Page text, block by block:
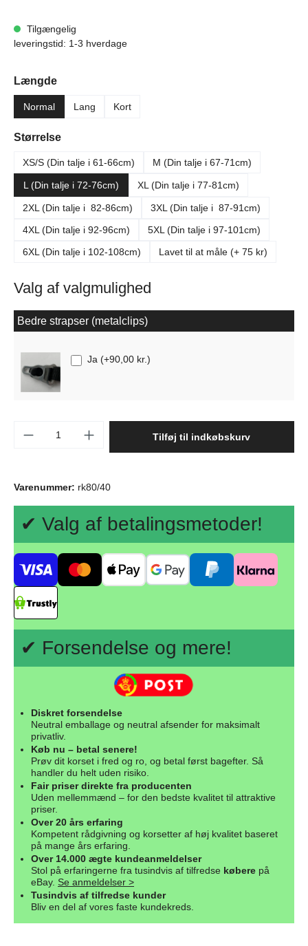
Tilgængelig
leveringstid: 1-3 hverdage
Vælg
Længde
Normal Lang Kort
Vælg
Størrelse
XS/S (Din talje i 61-66cm) M (Din talje i 67-71cm)
L (Din talje i 72-76cm) XL (Din talje i 77-81cm)
2XL (Din talje i 82-86cm)
3XL (Din talje i 87-91cm)
4XL (Din talje i 92-96cm)
5XL (Din talje i 97-101cm)
6XL (Din talje i 102-108cm)
Lavet til at måle (+ 75 kr)
Valg af valgmulighed
Bedre strapser (metalclips)
Ja (+90,00 kr.)
Produktmængde: Indtast det ønskede
Tilføj til indkøbskurv
Varenummer: rk80/40
✔ Valg af betalingsmetoder!
✔ Forsendelse og mere!
Diskret forsendelse
Neutral emballage og neutral afsender for maksimalt
privatliv.
Køb nu – betal senere!
Prøv dit korset i fred og ro, og betal først bagefter. Så
handler du helt uden risiko.
Fair priser direkte fra producenten
Uden mellemmænd – for den bedste kvalitet til attraktive
priser.
Over 20 års erfaring
Kompetent rådgivning og korsetter af høj kvalitet baseret
på mange års erfaring.
Over 14.000 ægte kundeanmeldelser
Stol på erfaringerne fra tusindvis af tilfredse købere på
eBay. Se anmeldelser >
Tusindvis af tilfredse kunder
Bliv en del af vores faste kundekreds.